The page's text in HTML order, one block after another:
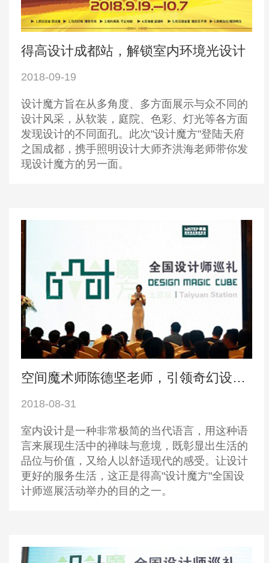
得高设计成都站，解锁室内环境光设计
2018-09-19
设计魔方旨在从多角度、多方面展示与众不同的
设计风采，从软装，庭院、色彩、灯光等各方面
发现设计的不同面孔。此次"设计魔方"登陆天府
之国成都，携手照明设计大师齐洪海老师带你发
现设计魔方的另一面。
空间魔术师陈德坚老师，引领奇幻设计之旅
2018-08-31
室内设计是一种非常极简的当代语言，用这种语
言来展现生活中的禅味与意境，既彰显出生活的
品位与价值，又给人以舒适现代的感受。让设计
更好的服务生活，这正是得高"设计魔方"全国设
计师巡展活动举办的目的之一。